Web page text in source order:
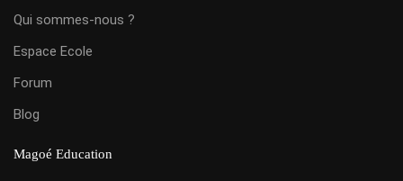
Qui sommes-nous ?
Espace Ecole
Forum
Blog
Magoé Education